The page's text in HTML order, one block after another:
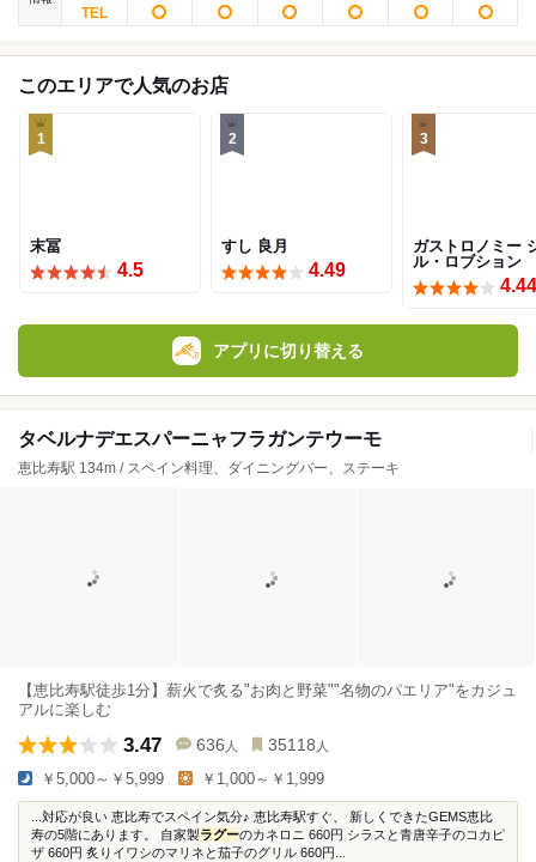
このエリアで人気のお店
1
末冨
4.5
2
すし 良月
4.49
3
ガストロノミー
ル・ロブション
4.44
アプリに切り替える
タベルナデエスパーニャフラガンテウーモ
恵比寿駅 134m / スペイン料理、ダイニングバー、ステーキ
【恵比寿駅徒歩1分】薪火で炙る"お肉と野菜""名物のパエリア"をカジュ
アルに楽しむ
3.47 636 人 35118 人
￥5,000～￥5,999 ￥1,000～￥1,999
...対応が良い 恵比寿でスペイン気分♪ 恵比寿駅すぐ、 新しくできたGEMS恵比
寿の5階にあります。 自家製ラグーのカネロニ 660円 シラスと青唐辛子のコカピ
ザ 660円 炙りイワシのマリネと茄子のグリル 660円...